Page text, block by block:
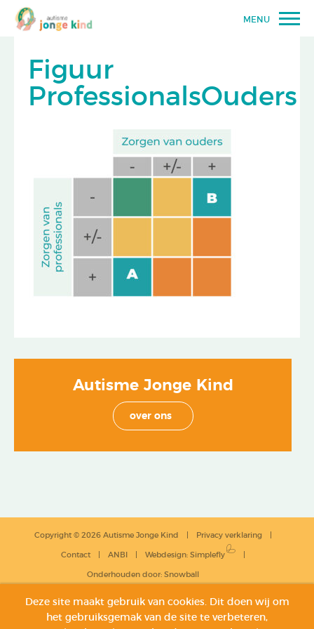
MENU
Figuur
ProfessionalsOuders
Autisme Jonge Kind
over ons
Copyright © 2026 Autisme Jonge Kind Privacy verklaring
Contact ANBI Webdesign: Simplefly
Onderhouden door: Snowball
Deze site maakt gebruik van cookies. Dit doen wij om
het gebruiksgemak van de site te verbeteren,